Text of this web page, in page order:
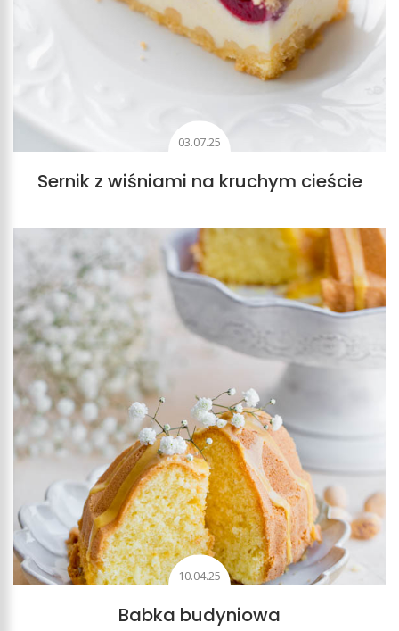
Budyń ma wiele twarzy. Wszystkie możecie znaleźć w
moich różnorodnych przepisach z jego udziałem. Bez
względu na to, czy szukacie ciasta z budyniem, jako
dodatkiem kremowym, czy ciast zawierających budyń w
składzie, z pewnością znajdziecie tu coś dla siebie.
03.07.25
Sernik z wiśniami na kruchym cieście
10.04.25
Babka budyniowa